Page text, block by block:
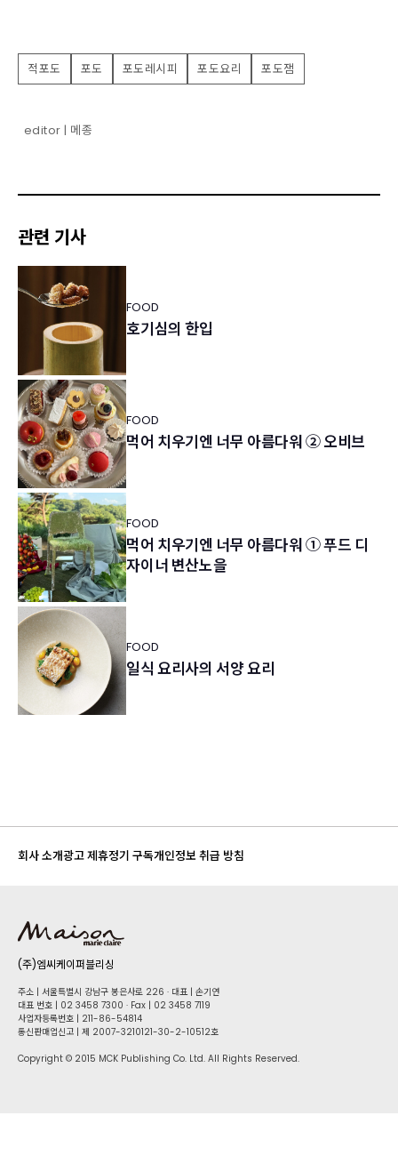
적포도 포도 포도레시피 포도요리 포도잼
editor | 메종
관련 기사
FOOD
호기심의 한입
FOOD
먹어 치우기엔 너무 아름다워 ② 오비브
FOOD
먹어 치우기엔 너무 아름다워 ① 푸드 디
자이너 변산노을
FOOD
일식 요리사의 서양 요리
회사 소개광고 제휴정기 구독개인정보 취급 방침
(주)엠씨케이퍼블리싱
주소 | 서울특별시 강남구 봉은사로 226 · 대표 | 손기연
대표 번호 | 02 34​58 7300 · Fax | 02 34​58 7119
사업자등록번호 | 211-86-5​4814
통신판매업신고 | 제 2007-3210121-30-2-10512호
Copyright © 2015 MCK Publishing Co. Ltd. All Rights Reserved.